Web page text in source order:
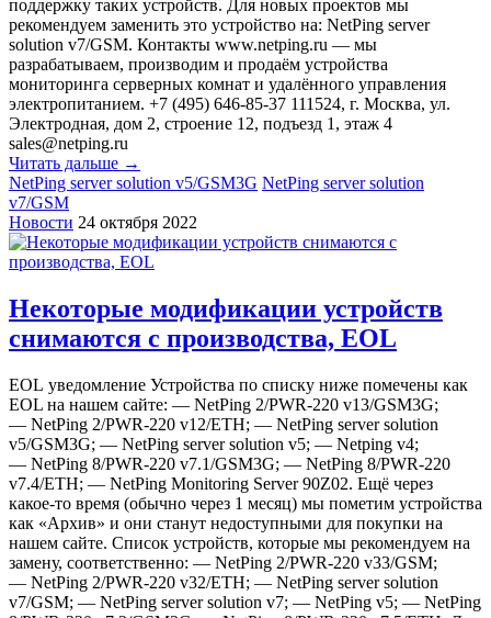
поддержку таких устройств. Для новых проектов мы
рекомендуем заменить это устройство на: NetPing server
solution v7/GSM. Контакты www.netping.ru — мы
разрабатываем, производим и продаём устройства
мониторинга серверных комнат и удалённого управления
электропитанием. +7 (495) 646-85-37 111524, г. Москва, ул.
Электродная, дом 2, строение 12, подъезд 1, этаж 4
sales@netping.ru
Читать дальше →
NetPing server solution v5/GSM3G NetPing server solution
v7/GSM
Новости 24 октября 2022
Некоторые модификации устройств
снимаются с производства, EOL
EOL уведомление Устройства по списку ниже помечены как
EOL на нашем сайте: — NetPing 2/PWR-220 v13/GSM3G;
— NetPing 2/PWR-220 v12/ETH; — NetPing server solution
v5/GSM3G; — NetPing server solution v5; — Netping v4;
— NetPing 8/PWR-220 v7.1/GSM3G; — NetPing 8/PWR-220
v7.4/ETH; — NetPing Monitoring Server 90Z02. Ещё через
какое-то время (обычно через 1 месяц) мы пометим устройства
как «‎Архив» и они станут недоступными для покупки на
нашем сайте. Список устройств, которые мы рекомендуем на
замену, соответственно: — NetPing 2/PWR-220 v33/GSM;
— NetPing 2/PWR-220 v32/ETH; — NetPing server solution
v7/GSM; — NetPing server solution v7; — NetPing v5; — NetPing